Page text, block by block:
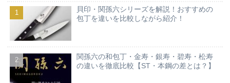
貝印・関孫六シリーズを解説！おすすめの
包丁を違いを比較しながら紹介！
関孫六の和包丁・金寿・銀寿・碧寿・松寿
の違いを徹底比較【ST・本鋼の差とは？】